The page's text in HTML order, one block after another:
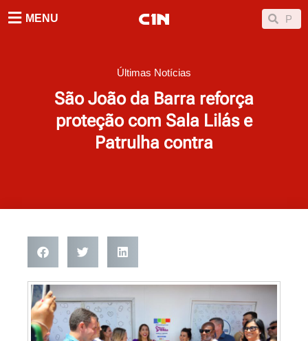
para
MENU Search
Últimas Notícias
São João da Barra reforça
proteção com Sala Lilás e
Patrulha contra